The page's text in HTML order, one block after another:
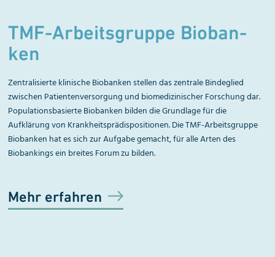
TMF-Arbeitsgruppe Bio­ban­
ken
Zentralisierte klinische Biobanken stellen das zentrale Bindeglied
zwischen Patientenversorgung und biomedizinischer Forschung dar.
Populationsbasierte Biobanken bilden die Grundlage für die
Aufklärung von Krankheits­prädis­positionen. Die TMF-Arbeitsgruppe
Biobanken hat es sich zur Aufgabe gemacht, für alle Arten des
Biobankings ein breites Forum zu bilden.
Mehr erfahren